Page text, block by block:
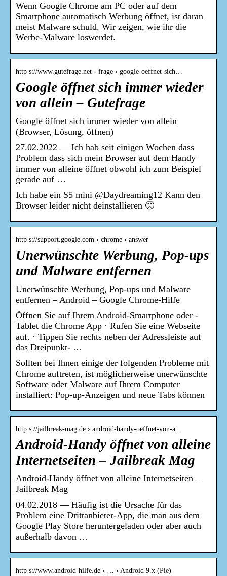
Wenn Google Chrome am PC oder auf dem
Smartphone automatisch Werbung öffnet, ist daran
meist Malware schuld. Wir zeigen, wie ihr die
Werbe-Malware loswerdet.
http s://www.gutefrage.net › frage › google-oeffnet-sich…
Google öffnet sich immer wieder
von allein – Gutefrage
Google öffnet sich immer wieder von allein
(Browser, Lösung, öffnen)
27.02.2022 — Ich hab seit einigen Wochen dass
Problem dass sich mein Browser auf dem Handy
immer von alleine öffnet obwohl ich zum Beispiel
gerade auf …
Ich habe ein S5 mini @Daydreaming12 Kann den
Browser leider nicht deinstallieren 🙁
http s://support.google.com › chrome › answer
Unerwünschte Werbung, Pop-ups
und Malware entfernen
Unerwünschte Werbung, Pop-ups und Malware
entfernen – Android – Google Chrome-Hilfe
Öffnen Sie auf Ihrem Android-Smartphone oder -
Tablet die Chrome App · Rufen Sie eine Webseite
auf. · Tippen Sie rechts neben der Adressleiste auf
das Dreipunkt- …
Sollten bei Ihnen einige der folgenden Probleme mit
Chrome auftreten, ist möglicherweise unerwünschte
Software oder Malware auf Ihrem Computer
installiert: Pop-up-Anzeigen und neue Tabs können
http s://jailbreak-mag.de › android-handy-oeffnet-von-a…
Android-Handy öffnet von alleine
Internetseiten – Jailbreak Mag
Android-Handy öffnet von alleine Internetseiten –
Jailbreak Mag
04.02.2018 — Häufig ist die Ursache für das
Problem eine Drittanbieter-App, die man aus dem
Google Play Store heruntergeladen oder aber auch
außerhalb davon …
http s://www.android-hilfe.de › … › Android 9.x (Pie)